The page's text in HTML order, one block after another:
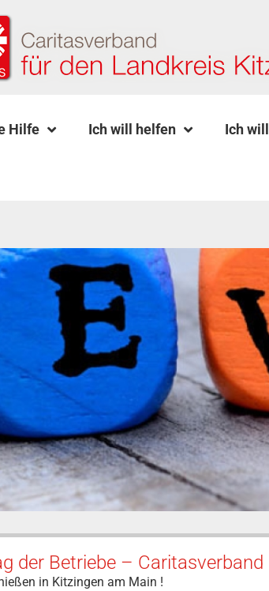
Hilfe Ich will helfen Ich
der Betriebe –
in Kitzingen am Main !